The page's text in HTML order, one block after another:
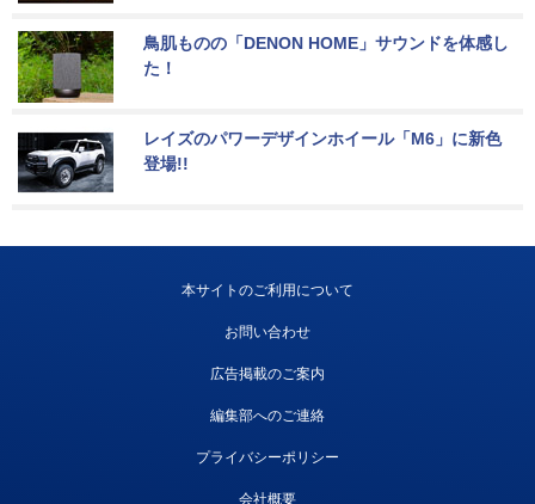
鳥肌ものの「DENON HOME」サウンドを体感し
た！
レイズのパワーデザインホイール「M6」に新色
登場!!
本サイトのご利用について
お問い合わせ
広告掲載のご案内
編集部へのご連絡
プライバシーポリシー
会社概要